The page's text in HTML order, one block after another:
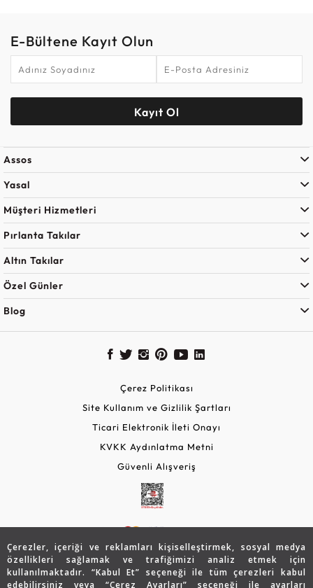
Çerezler, içeriği ve reklamları kişiselleştirmek, sosyal medya
özellikleri sağlamak ve trafiğimizi analiz etmek için
kullanılmaktadır. “Kabul Et” seçeneği ile tüm çerezleri kabul
edebilirsiniz veya “Çerez Ayarları” seçeneği ile ayarları
E-Bültene Kayıt Olun
Kayıt Ol
Assos
Yasal
Müşteri Hizmetleri
Pırlanta Takılar
Altın Takılar
Özel Günler
Blog
Çerez Politikası
Site Kullanım ve Gizlilik Şartları
Ticari Elektronik İleti Onayı
KVKK Aydınlatma Metni
Güvenli Alışveriş